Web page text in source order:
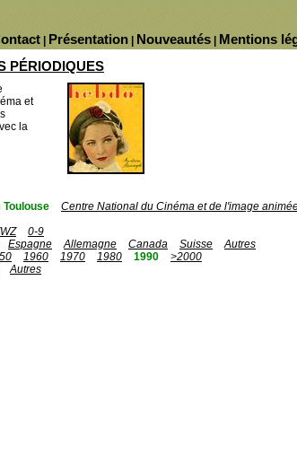
Mentions
Nouveautés
Présentation
PÉRIODIQUES
et
la
Toulouse
Centre National du Cinéma et de l'image
0-9
Espagne Allemagne Canada Suisse
Autres
1960 1970 1980 1990
>2000
Autres